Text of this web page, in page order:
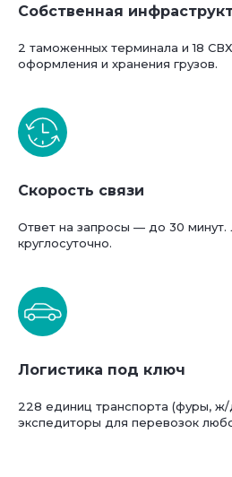
Собственная
2 таможенных терминала и 18
оформления и хранения грузов.
Скорость связи
Ответ на запросы — до 30
круглосуточно.
Логистика под ключ
228 единиц транспорта (фуры, ж/
экспедиторы для перевозок